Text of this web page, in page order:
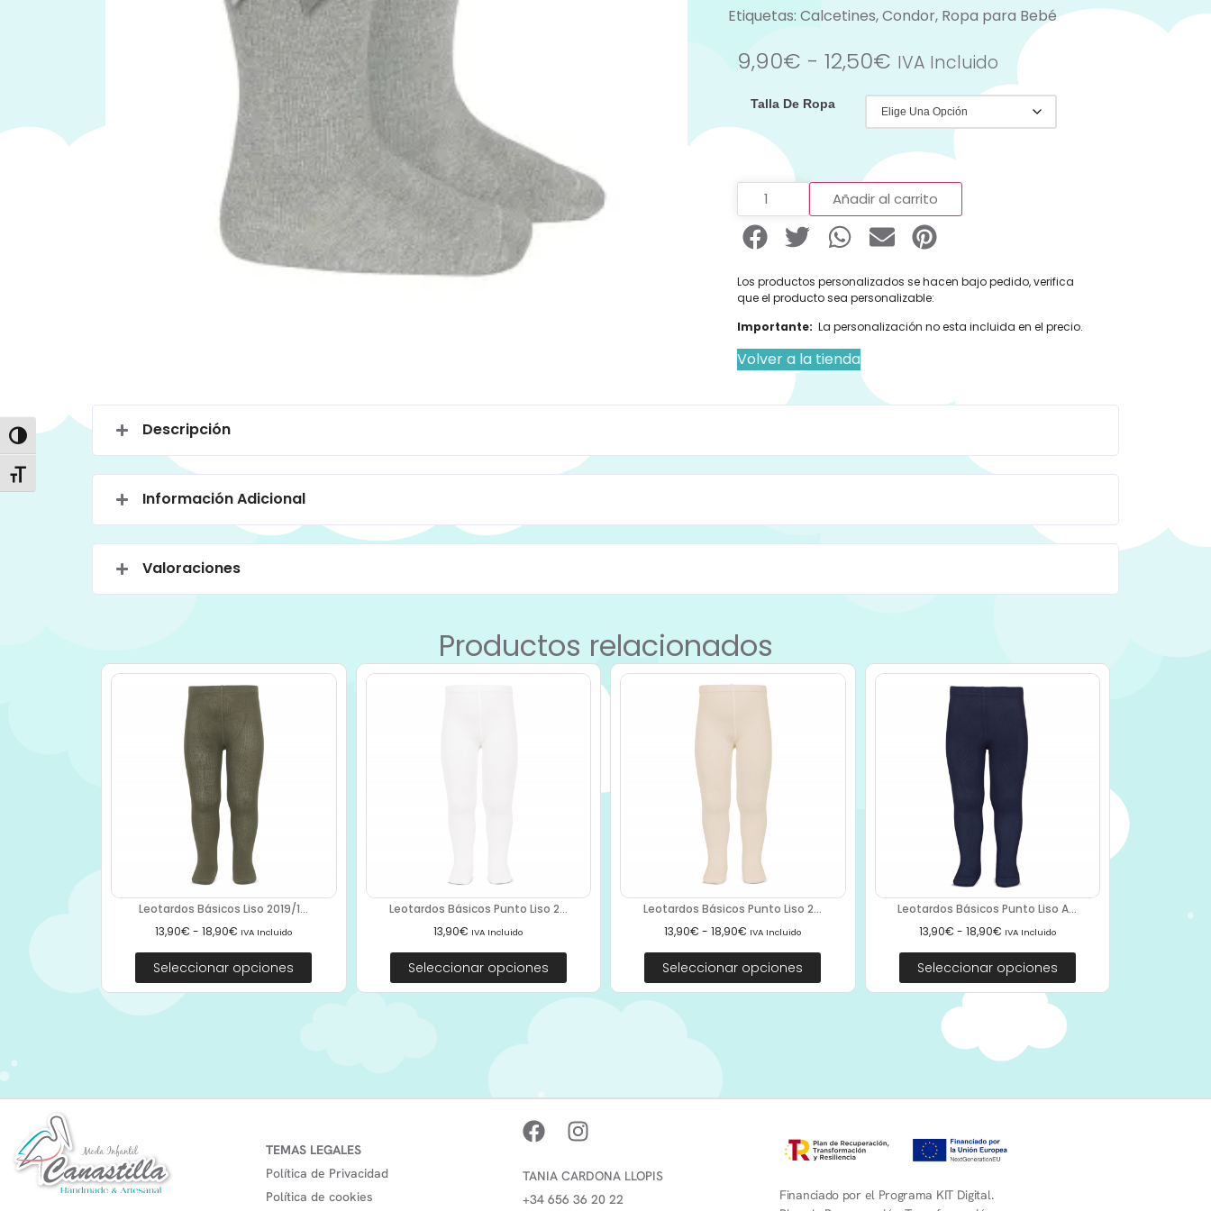
Alternar alto contraste
Alternar tamaño de letra
Etiquetas: Calcetines,Condor, Ropa para Bebé
9,90€ - 12,50€ IVA Incluido
Talla De Ropa
Añadir al carrito
Los productos personalizados se hacen bajo pedido, verifica
que el producto sea personalizable:
Importante: La personalización no esta incluida en el precio.
Volver a la tienda
Descripción
Información Adicional
Valoraciones
Productos relacionados
Leotardos Básicos Liso 2019/1...
13,90€ - 18,90€ IVA Incluido
Seleccionar opciones
Leotardos Básicos Punto Liso 2...
13,90€ IVA Incluido
Seleccionar opciones
Leotardos Básicos Punto Liso 2...
13,90€ - 18,90€ IVA Incluido
Seleccionar opciones
Leotardos Básicos Punto Liso A...
13,90€ - 18,90€ IVA Incluido
Seleccionar opciones
TEMAS LEGALES
Política de Privacidad
Política de cookies
TANIA CARDONA LLOPIS
+34 656 36 20 22
Financiado por el Programa KIT Digital.